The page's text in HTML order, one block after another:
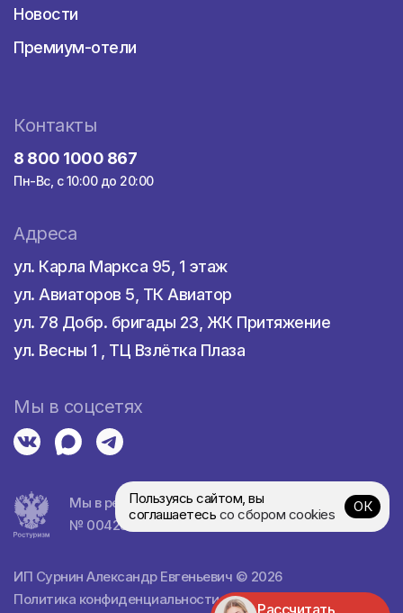
Рассчитать
Новости
Премиум-отели
Контакты
8 800 1000 867
Пн-Вс, с 10:00 до 20:00
Адреса
ул. Карла Маркса 95, 1 этаж
ул. Авиаторов 5, ТК Авиатор
ул. 78 Добр. бригады 23, ЖК Притяжение
ул. Весны 1 , ТЦ Взлётка Плаза
Мы в соцсетях
ИП Сурнин Александр Евгеньевич © 2026
Политика конфиденциальности•Пример договора
Мы в реестре турагентств
№ 0042839
Пользуясь сайтом, вы
соглашаетесь со сбором cookies ОК